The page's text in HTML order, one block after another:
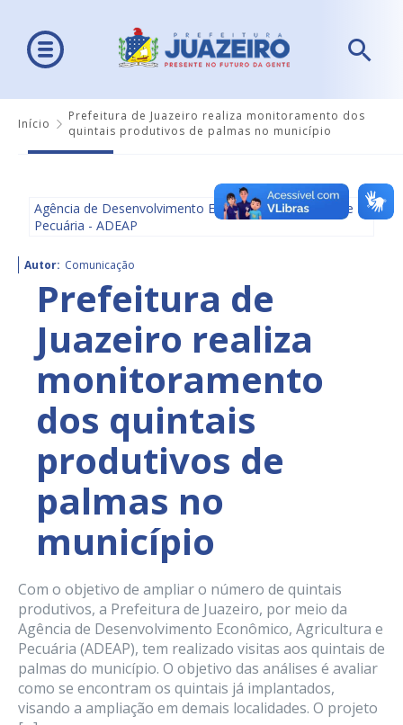
Início
Prefeitura de Juazeiro realiza monitoramento dos
quintais produtivos de palmas no município
Agência de Desenvolvimento Econômico, Agricultura e
Pecuária - ADEAP
Autor: Comunicação
Prefeitura de
Juazeiro realiza
monitoramento
dos quintais
produtivos de
palmas no
município
Com o objetivo de ampliar o número de quintais
produtivos, a Prefeitura de Juazeiro, por meio da
Agência de Desenvolvimento Econômico, Agricultura e
Pecuária (ADEAP), tem realizado visitas aos quintais de
palmas do município. O objetivo das análises é avaliar
como se encontram os quintais já implantados,
visando a ampliação em demais localidades. O projeto